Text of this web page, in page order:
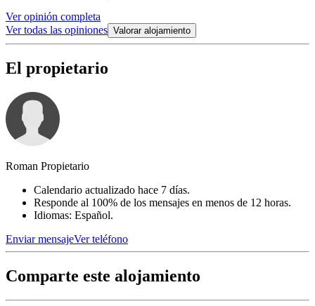
Ver opinión completa
Ver todas las opiniones Valorar alojamiento
El propietario
Roman Propietario
Calendario actualizado hace 7 días.
Responde al 100% de los mensajes en menos de 12 horas.
Idiomas: Español.
Enviar mensajeVer teléfono
Comparte este alojamiento